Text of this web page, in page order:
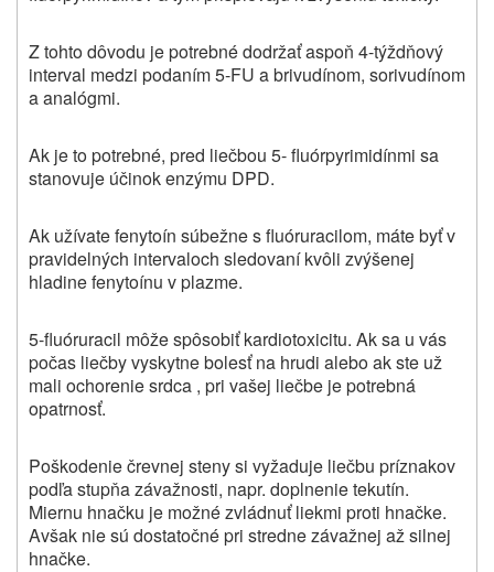
Z tohto dôvodu je potrebné dodržať aspoň 4-týždňový
interval medzi podaním 5-FU a brivudínom, sorivudínom
a analógmi.
Ak je to potrebné, pred liečbou 5- fluórpyrimidínmi sa
stanovuje účinok enzýmu DPD.
Ak užívate fenytoín súbežne s fluóruracilom, máte byť v
pravidelných intervaloch sledovaní kvôli zvýšenej
hladine fenytoínu v plazme.
5-fluóruracil môže spôsobiť kardiotoxicitu. Ak sa u vás
počas liečby vyskytne bolesť na hrudi alebo ak ste už
mali ochorenie srdca , pri vašej liečbe je potrebná
opatrnosť.
Poškodenie črevnej steny si vyžaduje liečbu príznakov
podľa stupňa závažnosti, napr. doplnenie tekutín.
Miernu hnačku je možné zvládnuť liekmi proti hnačke.
Avšak nie sú dostatočné pri stredne závažnej až silnej
hnačke.